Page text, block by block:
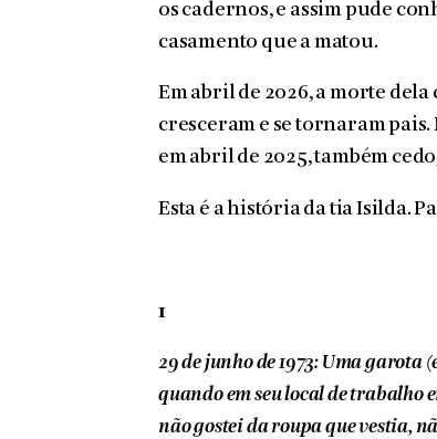
os cadernos, e assim pude
casamento que a matou.
Em abril de 2026, a morte dela
cresceram e se tornaram
em abril de 2025, também
Esta é a história da tia Isilda.
1
29 de junho de 1973: Uma garota
quando em seu local de trabalho
não gostei da roupa que vestia,